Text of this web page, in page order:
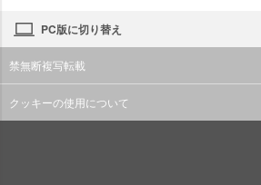
PC版に切り替え
禁無断複写転載
クッキーの使用について